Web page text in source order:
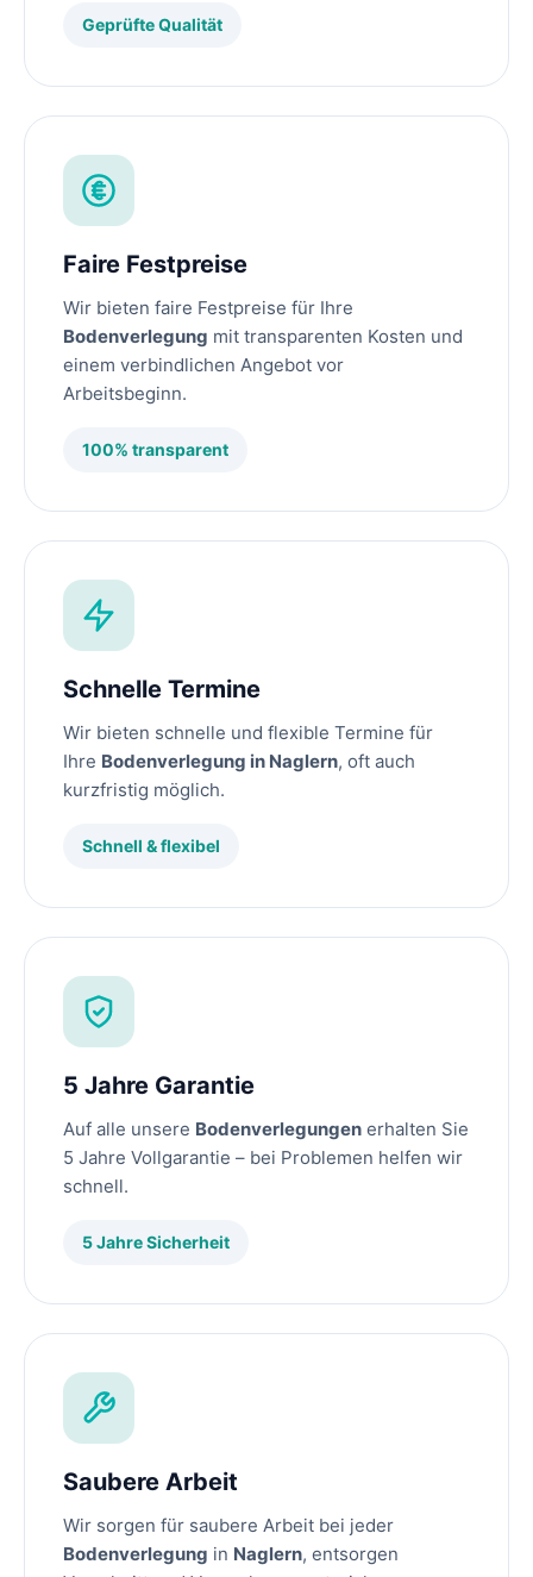
Geprüfte Qualität
Faire Festpreise
Wir bieten faire Festpreise für Ihre
Bodenverlegung mit transparenten Kosten und
einem verbindlichen Angebot vor
Arbeitsbeginn.
100% transparent
Schnelle Termine
Wir bieten schnelle und flexible Termine für
Ihre Bodenverlegung in Naglern, oft auch
kurzfristig möglich.
Schnell & flexibel
5 Jahre Garantie
Auf alle unsere Bodenverlegungen erhalten Sie
5 Jahre Vollgarantie – bei Problemen helfen wir
schnell.
5 Jahre Sicherheit
Saubere Arbeit
Wir sorgen für saubere Arbeit bei jeder
Bodenverlegung in Naglern, entsorgen